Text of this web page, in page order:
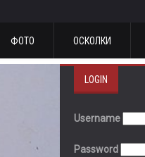
ФОТО ОСКОЛКИ
LOGIN
Username
Password